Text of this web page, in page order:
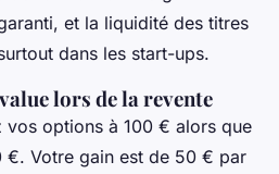
et la liquidité des titres
dans les start-ups.
lors de la revente
vos options à 100 € alors que
€. Votre gain est de 50 € par